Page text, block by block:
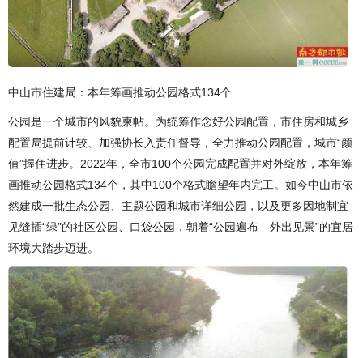
中山市住建局：本年筹画推动公园格式134个
公园是一个城市的风貌柬帖。为统筹作念好公园配置，市住房和城乡
配置局提前计较、加强协长入责任督导，全力推动公园配置，城市“颜
值”握住进步。2022年，全市100个公园完成配置并对外绽放，本年筹
画推动公园格式134个，其中100个格式瞻望年内完工。如今中山市依
然建成一批生态公园、主题公园和城市详细公园，以及更多因地制宜
见缝插“绿”的社区公园、口袋公园，朝着“公园遍布 外出见景”的宜居
环境大踏步迈进。